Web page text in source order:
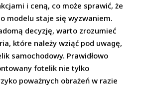
i ceną, co może sprawić, że
modelu staje się wyzwaniem.
decyzję, warto zrozumieć
które należy wziąć pod uwagę,
samochodowy. Prawidłowo
fotelik nie tylko
poważnych obrażeń w razie